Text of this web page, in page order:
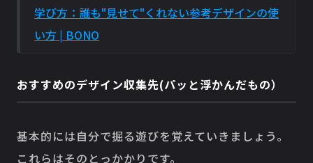
学び方：誰も"見せて"くれない参考デザインの使
い方 | BONO
おすすめのデザイン収集先(パッと浮かんだもの）
基本的には自分で掘る遊びを覚えていきましょう。
これらはそのとっかかりです。